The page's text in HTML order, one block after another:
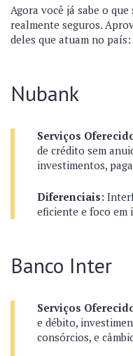
Agora você já sabe o
realmente seguros.
deles que atuam no país:
Nubank
Serviços
de crédito sem
investimentos,
Diferenciais:
eficiente e foco em
Banco Inter
Serviços
e débito,
consórcios, e